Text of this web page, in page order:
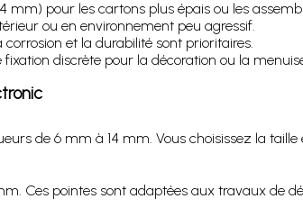
mm) pour les cartons plus épais ou les
ou en environnement peu agressif.
et la durabilité sont prioritaires.
discrète pour la décoration ou la
de 6 mm à 14 mm. Vous choisissez la
Ces pointes sont adaptées aux travaux de